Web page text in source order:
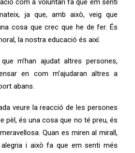
com a voluntari fa que em senti
ja que, amb això, veig que
cosa que crec que he de fer. És
la nostra educació és així.
m’han ajudat altres persones,
en com m’ajudaran altres a
abans.
veure la reacció de les persones
pèl, és una cosa que no té preu, és
Quan es miren al mirall,
alegria i això fa que em senti més